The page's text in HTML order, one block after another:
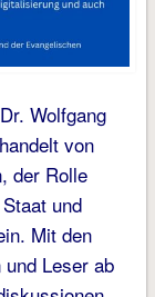
Wolfgang
von
der Rolle
und
Mit den
Leser ab